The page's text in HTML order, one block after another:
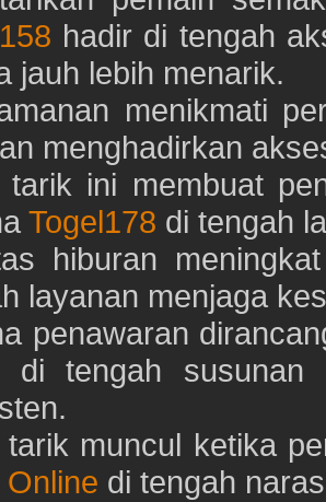
hadir di tengah
jauh lebih menarik.
menikmati
menghadirkan
tarik ini membuat
Togel178 di tengah
hiburan
layanan menjaga
penawaran
di tengah susunan
tarik muncul ketika
Online di tengah